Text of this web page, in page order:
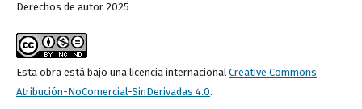
Derechos de autor 2025
Esta obra está bajo una licencia internacional Creative Commons
Atribución-NoComercial-SinDerivadas 4.0.